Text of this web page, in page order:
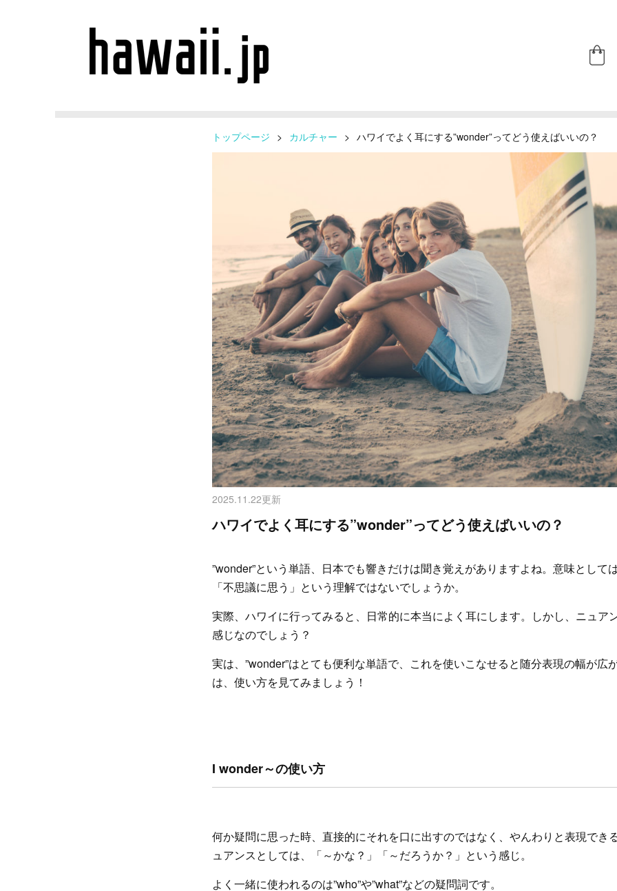
トップページ > カルチャー > ハワイでよく耳にする”wonder”ってどう使えばいいの？
2025.11.22更新
ハワイでよく耳にする”wonder”ってどう使えばいいの？
”wonder”という単語、日本でも響きだけは聞き覚えがありますよね。意味として
「不思議に思う」という理解ではないでしょうか。
実際、ハワイに行ってみると、日常的に本当によく耳にします。しかし、ニュア
感じなのでしょう？
実は、”wonder”はとても便利な単語で、これを使いこなせると随分表現の幅が広
は、使い方を見てみましょう！
I wonder～の使い方
何か疑問に思った時、直接的にそれを口に出すのではなく、やんわりと表現でき
ュアンスとしては、「～かな？」「～だろうか？」という感じ。
よく一緒に使われるのは”who”や”what”などの疑問詞です。